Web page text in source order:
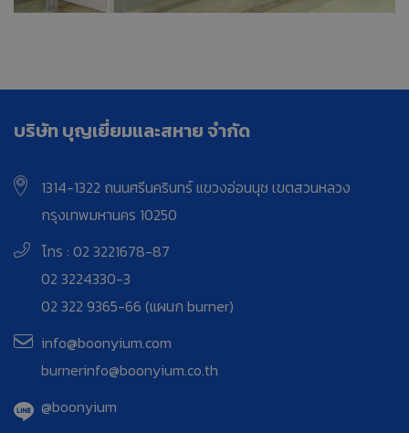
บริษัท บุญเยี่ยมและสหาย จำกัด
1314-1322 ถนนศรีนครินทร์ แขวงอ่อนนุช เขตสวนหลวง
กรุงเทพมหานคร 10250
โทร : 02 3221678-87
02 3224330-3
02 322 9365-66 (แผนก burner)
info@boonyium.com
burnerinfo@boonyium.co.th
@boonyium